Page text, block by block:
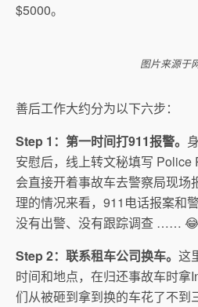
$5000。
图片来源于
善后工作大约分为以下六步：
Step 1：第一时间打911报警。
安慰后， 线上转文秘填写 Police
会直接开着事故车去警察局现场
理的情况来看， 911电话报案和
没有出警、 没有跟踪调查 …… 😂
Step 2：联系租车公司换车。 这
时间和地点， 在归还事故车时拿
们从被砸到拿到换的车花了不到